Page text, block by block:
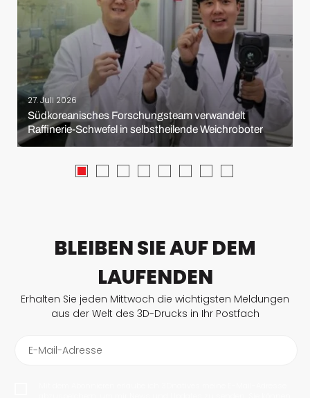
27. Juli 2026
Südkoreanisches Forschungsteam verwandelt
Raffinerie-Schwefel in selbstheilende Weichroboter
BLEIBEN SIE AUF DEM
LAUFENDEN
Erhalten Sie jeden Mittwoch die wichtigsten Meldungen
aus der Welt des 3D-Drucks in Ihr Postfach
E-Mail-Adresse